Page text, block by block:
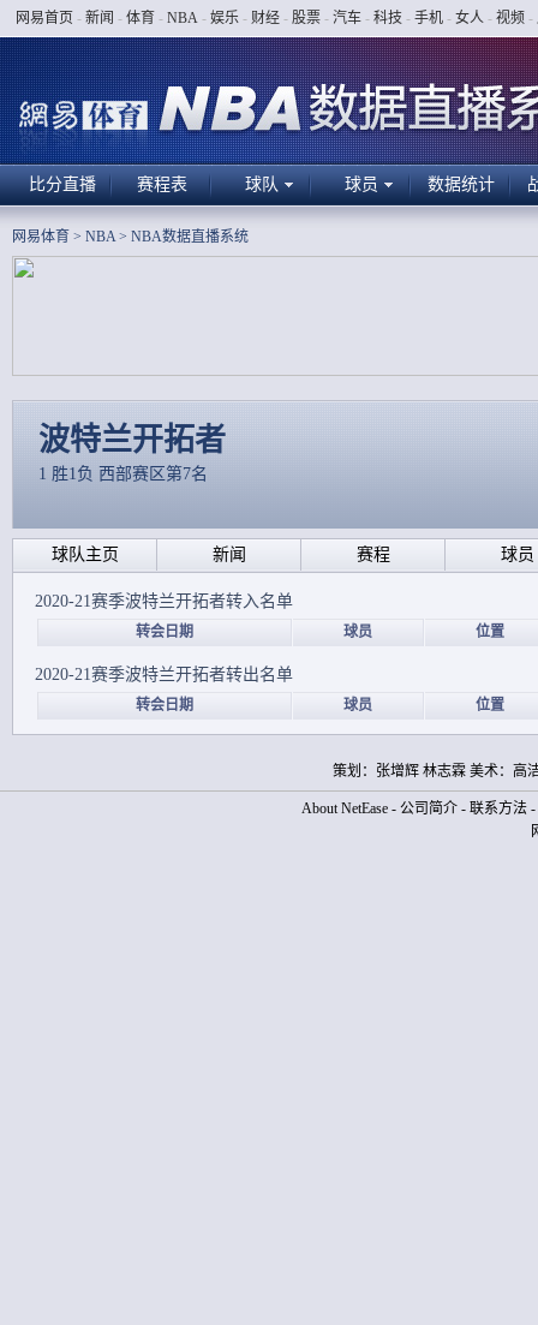
网易首页 - 新闻 - 体育 - NBA - 娱乐 - 财经 - 股票 - 汽车 - 科技 - 手机 - 女人 - 视频 -
比分直播 赛程表 球队 球员 数据统计
网易体育 > NBA> NBA数据直播系统
波特兰开拓者
1 胜1负 西部赛区第7名
球队主页 新闻 赛程 球员
2020-21赛季波特兰开拓者转入名单
转会日期 球员 位置
2020-21赛季波特兰开拓者转出名单
转会日期 球员 位置
策划：张增辉 林志霖 美术：
About NetEase - 公司简介 - 联系方法 -